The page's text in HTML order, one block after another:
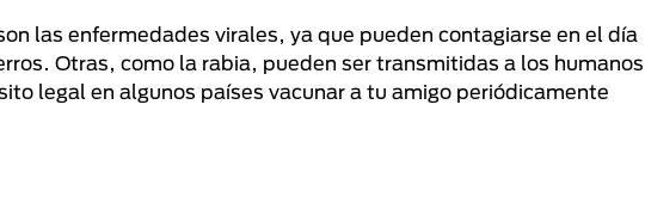
las enfermedades virales, ya que pueden contagiarse en el día
Otras, como la rabia, pueden ser transmitidas a los humanos
legal en algunos países vacunar a tu amigo periódicamente